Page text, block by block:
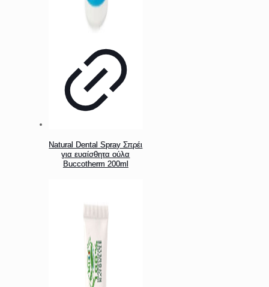
Natural Dental Spray Σπρέι
για ευαίσθητα ούλα
Buccotherm 200ml